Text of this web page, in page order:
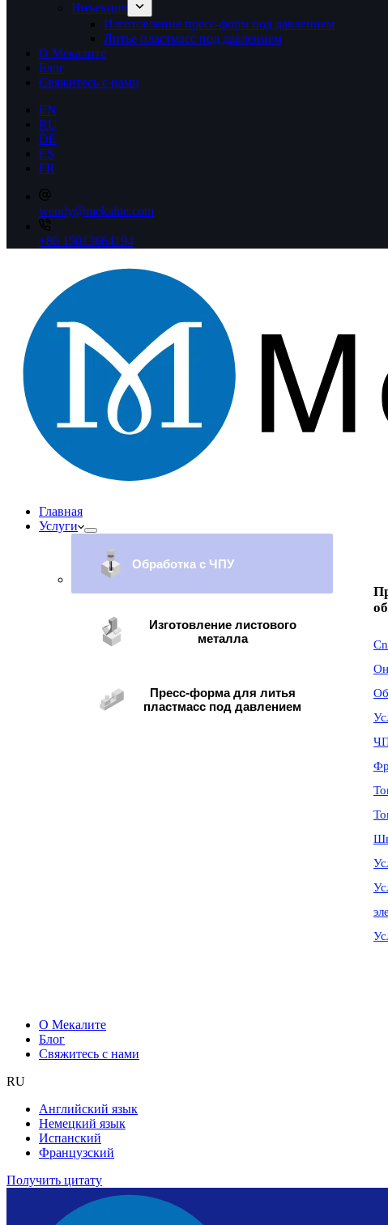
Инъекция
Изготовление пресс-форм под давлением
Литье пластмасс под давлением
О Мекалите
Блог
Свяжитесь с нами
EN
RU
DE
ES
FR
wendy@mekalite.com
+86 15013664194
Главная
Услуги
Обработка с ЧПУ
Изготовление листового
металла
Пресс-форма для литья
пластмасс под давлением
О Мекалите
Блог
Свяжитесь с нами
RU
Английский язык
Немецкий язык
Испанский
Французский
Получить цитату